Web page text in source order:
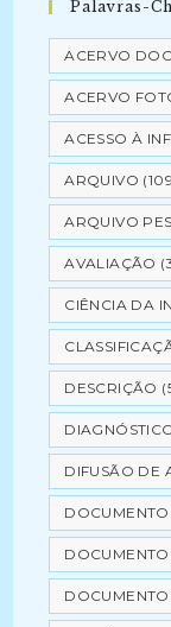
Palavras-
ACERVO
ACERVO
ACESSO À
ARQUIVO
ARQUIVO
AVALIAÇÃO
CIÊNCIA DA
DESCRIÇÃO
DIFUSÃO DE